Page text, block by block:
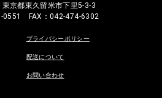
京都東久留米市下里5-3-3
0551 FAX：042-474-6302
プライバシーポリシー
配送について
お問い合わせ